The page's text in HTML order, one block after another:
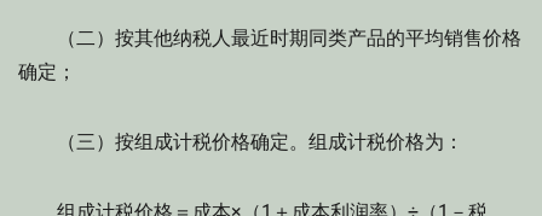
（二）按其他纳税人最近时期同类产品的平均销售价格
确定；
（三）按组成计税价格确定。组成计税价格为：